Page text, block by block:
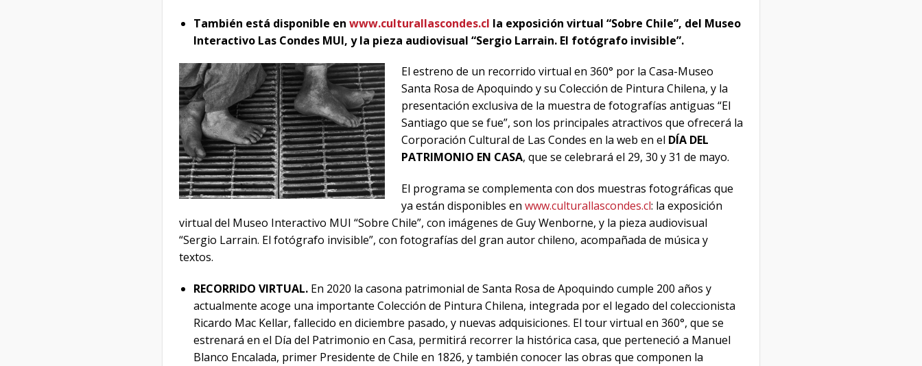
También está disponible en www.culturallascondes.cl la exposición virtual “Sobre Chile”, del Museo
Interactivo Las Condes MUI, y la pieza audiovisual “Sergio Larrain. El fotógrafo invisible”.
El estreno de un recorrido virtual en 360° por la Casa-Museo
Santa Rosa de Apoquindo y su Colección de Pintura Chilena, y la
presentación exclusiva de la muestra de fotografías antiguas “El
Santiago que se fue”, son los principales atractivos que ofrecerá la
Corporación Cultural de Las Condes en la web en el DÍA DEL
PATRIMONIO EN CASA, que se celebrará el 29, 30 y 31 de mayo.
El programa se complementa con dos muestras fotográficas que
ya están disponibles en www.culturallascondes.cl: la exposición
virtual del Museo Interactivo MUI “Sobre Chile”, con imágenes de Guy Wenborne, y la pieza audiovisual
“Sergio Larrain. El fotógrafo invisible”, con fotografías del gran autor chileno, acompañada de música y
textos.
RECORRIDO VIRTUAL.En 2020 la casona patrimonial de Santa Rosa de Apoquindo cumple 200 años y
actualmente acoge una importante Colección de Pintura Chilena, integrada por el legado del coleccionista
Ricardo Mac Kellar, fallecido en diciembre pasado, y nuevas adquisiciones. El tour virtual en 360°, que se
estrenará en el Día del Patrimonio en Casa, permitirá recorrer la histórica casa, que perteneció a Manuel
Blanco Encalada, primer Presidente de Chile en 1826, y también conocer las obras que componen la